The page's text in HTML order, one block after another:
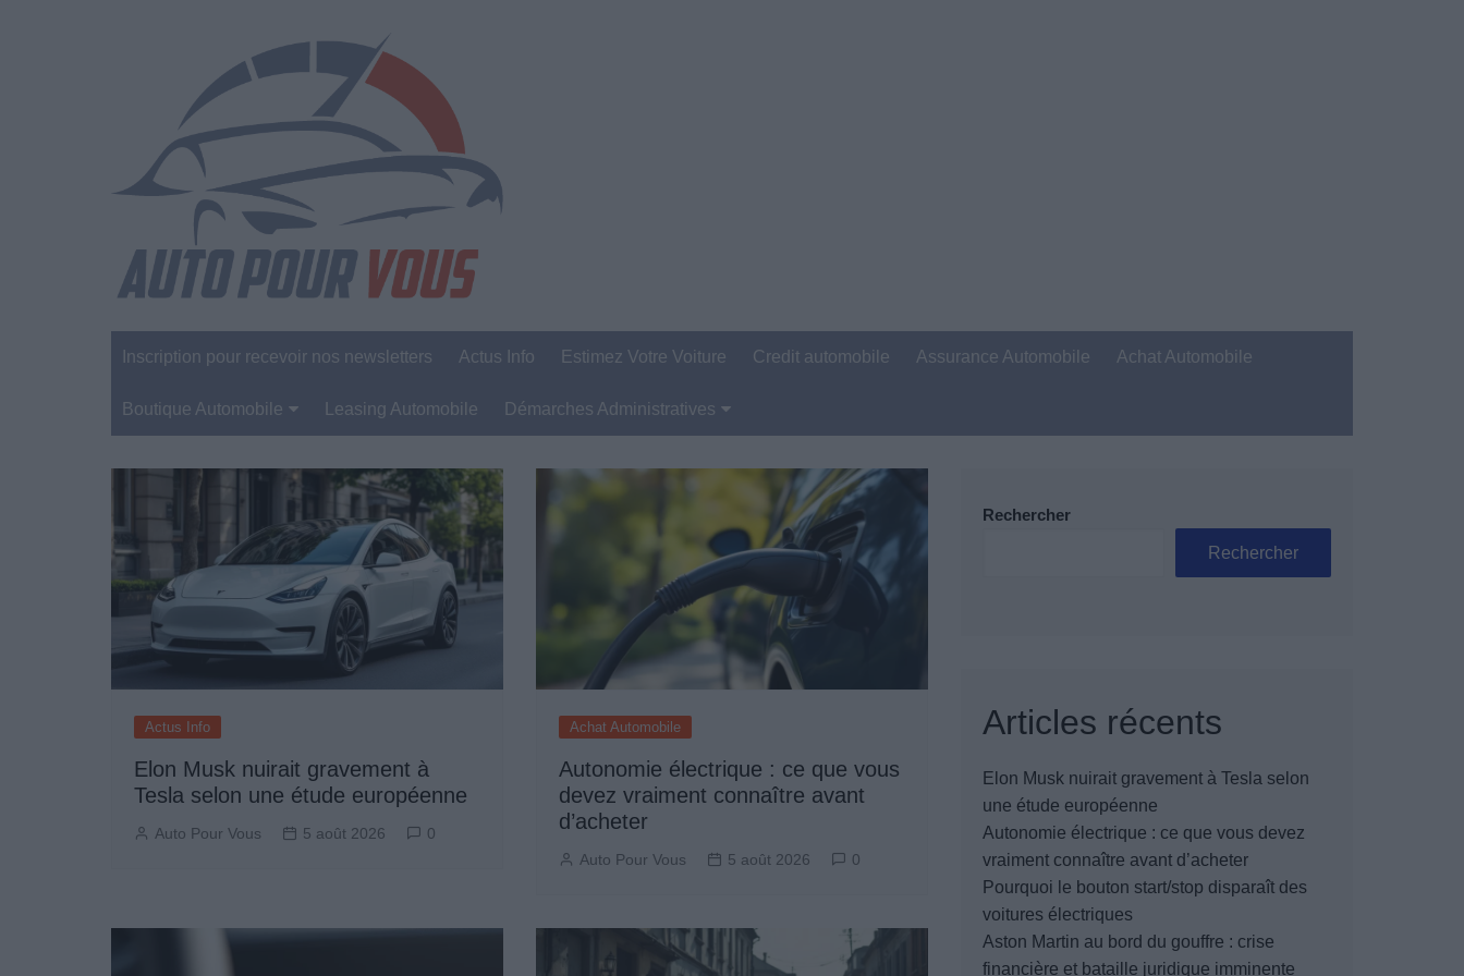
Inscription pour recevoir nos newsletters Actus Info Estimez Votre Voiture Credit automobile Assurance Automobile Achat Automobile
Boutique Automobile
Entretien Automobile
Produits Boutique
Leasing Automobile Démarches Administratives
Actus Info
Elon Musk nuirait gravement à
Tesla selon une étude européenne
Auto Pour Vous 5 août 2026 0
Achat Automobile
Autonomie électrique : ce que vous
devez vraiment connaître avant
d’acheter
Auto Pour Vous 5 août 2026 0
Rechercher
Rechercher
Articles récents
Elon Musk nuirait gravement à Tesla selon
une étude européenne
Autonomie électrique : ce que vous devez
vraiment connaître avant d’acheter
Pourquoi le bouton start/stop disparaît des
voitures électriques
Aston Martin au bord du gouffre : crise
financière et bataille juridique imminente